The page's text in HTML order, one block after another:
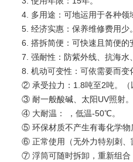
4. 多用途：可地运用于各种领
5. 经济实惠：保养维修费用少
6. 搭拆简便：可快速且简便的
7. 强耐性：防紫外线、抗海
8. 机动可变性：可依需要而
② 承受拉力：1.8吨至2吨。（
③ 耐一般酸碱、太阳UV照射。
④ 大耐温： ，低温-50℃。
⑤ 环保材质不产生有毒化学物
⑥ 正常使用（无外力特别刺、
⑦ 浮筒可随时拆卸，重新组合